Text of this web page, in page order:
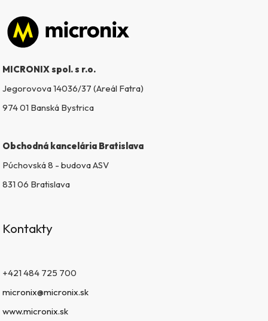
Zápätie
MICRONIX spol. s r.o.
Jegorovova 14036/37 (Areál Fatra)
974 01 Banská Bystrica
Obchodná kancelária Bratislava
Púchovská 8 - budova ASV
831 06 Bratislava
Kontakty
+421 484 725 700
micronix@micronix.sk
www.micronix.sk